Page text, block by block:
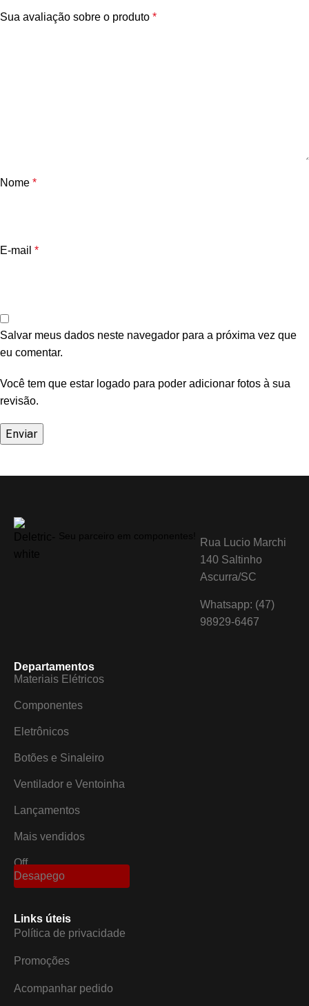
Sua avaliação sobre o produto *
Nome *
E-mail *
Salvar meus dados neste navegador para a próxima vez que
eu comentar.
Você tem que estar logado para poder adicionar fotos à sua
revisão.
Rua Lucio Marchi
140 Saltinho
Ascurra/SC
Whatsapp: (47)
98929-6467
Departamentos
Materiais Elétricos
Componentes
Eletrônicos
Botões e Sinaleiro
Ventilador e Ventoinha
Lançamentos
Mais vendidos
Off
Desapego
Links úteis
Política de privacidade
Promoções
Acompanhar pedido